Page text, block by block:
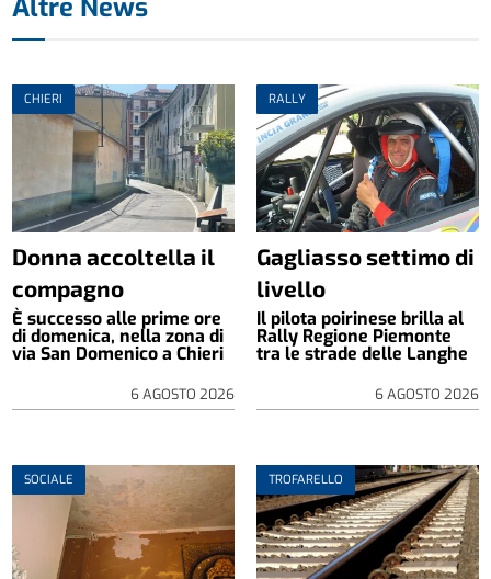
Altre News
CHIERI
Donna accoltella il
compagno
È successo alle prime ore
di domenica, nella zona di
via San Domenico a Chieri
6 AGOSTO 2026
RALLY
Gagliasso settimo di
livello
Il pilota poirinese brilla al
Rally Regione Piemonte
tra le strade delle Langhe
6 AGOSTO 2026
SOCIALE TROFARELLO